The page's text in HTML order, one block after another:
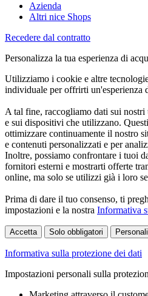
Azienda
Altri nice Shops
Recedere dal contratto
Personalizza la tua esperienza di
Utilizziamo i cookie e altre
individuale per offrirti un'esperienza
A tal fine, raccogliamo dati sui
e sui dispositivi che utilizzano.
ottimizzare continuamente il nostro
e contenuti personalizzati e per
Inoltre, possiamo confrontare i tuoi
fornitori esterni e mostrarti offerte
online, ma solo se utilizzi già i loro
Prima di dare il tuo consenso, ti
impostazioni e la nostra Informativa
Accetta Solo obbligatori
Informativa sulla protezione dei dati
Impostazioni personali sulla